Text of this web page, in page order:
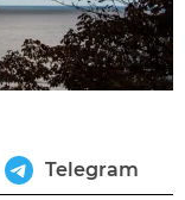
Telegram